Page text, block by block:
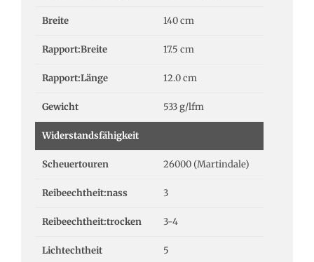
Breite 140 cm
Rapport:Breite 17.5 cm
Rapport:Länge 12.0 cm
Gewicht 533 g/lfm
Widerstandsfähigkeit
Scheuertouren 26000 (Martindale)
Reibeechtheit:nass 3
Reibeechtheit:trocken 3-4
Lichtechtheit 5